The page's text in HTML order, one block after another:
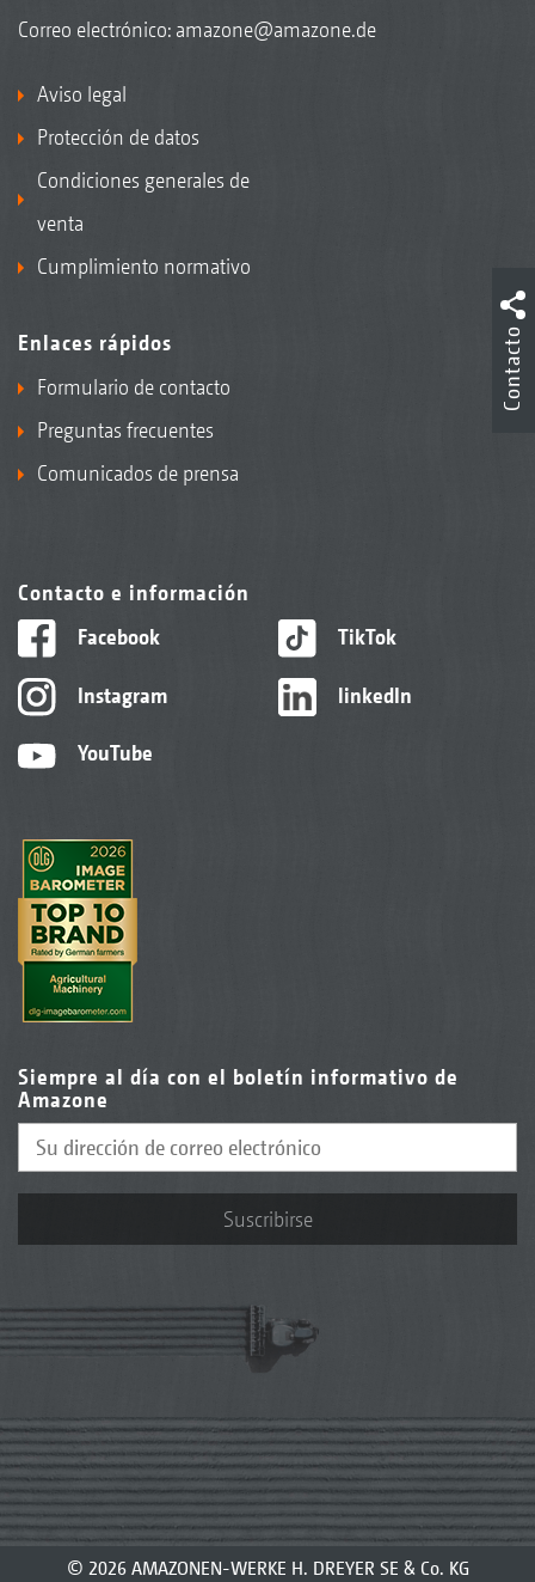
Correo electrónico: amazone@amazone.de
Aviso legal
Protección de datos
Condiciones generales de
venta
Cumplimiento normativo
Enlaces rápidos
Formulario de contacto
Preguntas frecuentes
Comunicados de prensa
Contacto e información
Facebook
Instagram
YouTube
TikTok
linkedIn
Siempre al día con el boletín informativo de
Amazone
Suscribirse
© 2026 AMAZONEN-WERKE H. DREYER SE & Co. KG
Contacto